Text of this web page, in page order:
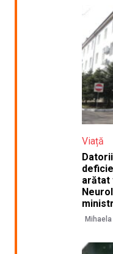
Viață
arătat